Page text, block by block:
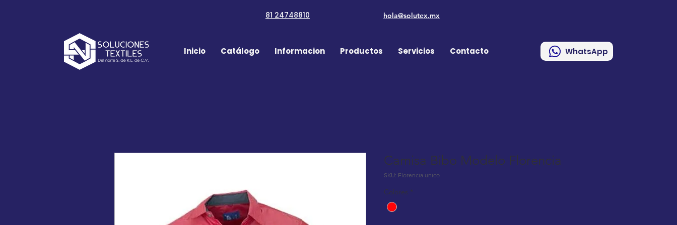
81 24748810 hola@solutex.mx
Inicio Catálogo Informacion Productos Servicios Contacto WhatsApp
Camisa Bibo Modelo Florencia
SKU: Florencia unico
Colores *